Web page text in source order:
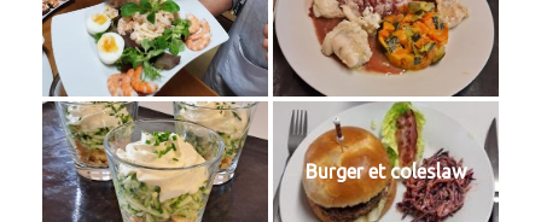
Burger et coleslaw